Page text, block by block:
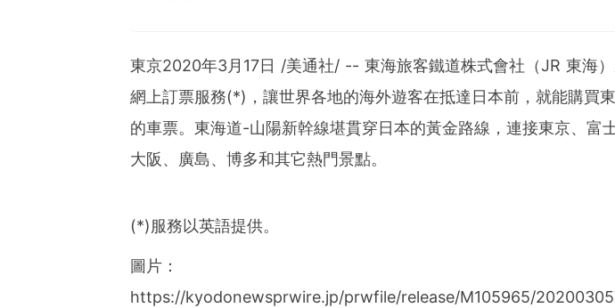
marketers, corporate communicators and investor
verage to engage key audiences. Having pioneered the
stribution industry since 1954, PR Newswire today
t across traditional, digital, mobile and social channels.
d's largest multi-channel content distribution and
comprehensive workflow tools and platforms, PR
Asia-Pacific regions.
東京2020年3月 17日 /美通社/ -- 東海旅客鐵道株式會社（JR 東海
網上訂票服務(*) ，讓世界各地的海外遊客在抵達日本前，就能購買
的車票。東海道-山陽新幹線堪貫穿日本的黃金路線，連接東京、富
大阪、廣島、博多和其它熱門景點。
(*)服務以英語提供。
圖片：
https://kyodonewsprwire.jp/prwfile/release/M105965/